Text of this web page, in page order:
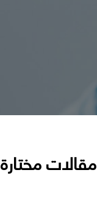
مقالات مختارة